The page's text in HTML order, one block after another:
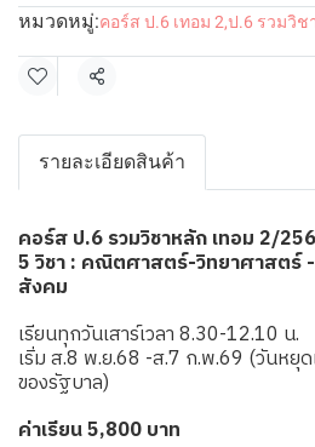
หมวดหมู่:คอร์ส ป.6 เทอม 2,ป.6 รวมวิช
แชร์
รายละเอียดสินค้า
คอร์ส ป.6 รวมวิชาหลัก เทอม 2/
5 วิชา : คณิตศาสตร์-วิทยาศาสตร์
สังคม
เรียนทุกวันเสาร์เวลา 8.30-12.10 น.
เริ่ม ส.8 พ.ย.68 -ส.7 ก.พ.69 (วันหยุ
ของรัฐบาล)
ค่าเรียน 5,800 บาท